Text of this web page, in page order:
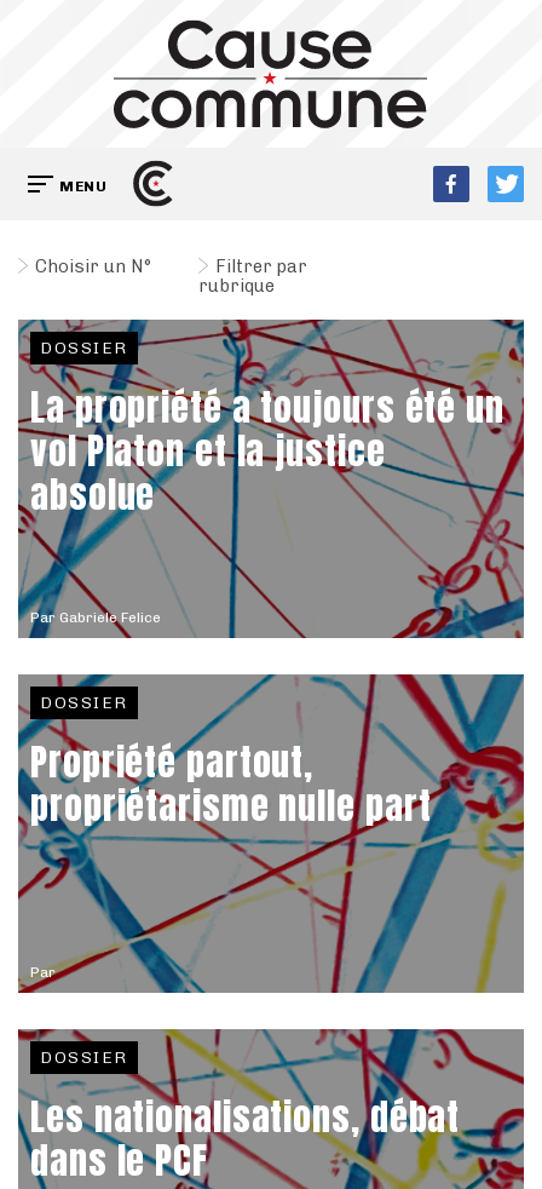
MENU
Choisir un N°
Filtrer par
rubrique
Par Gabriele Felice
DOSSIER
La propriété a toujours été un
vol Platon et la justice
absolue
Par
DOSSIER
Propriété partout,
propriétarisme nulle part
DOSSIER
Les nationalisations, débat
dans le PCF